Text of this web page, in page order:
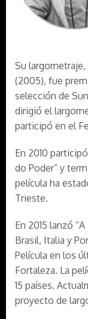
Su largometraje,
(2005), fue
selección de
dirigió el
participó en el
En 2010
do Poder” y
película ha
Trieste.
En 2015 lanzó
Brasil, Italia y
Película en los
Fortaleza. La
15 países.
proyecto de